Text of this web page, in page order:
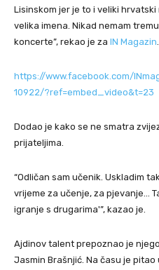
Lisinskom jer je to i veliki
velika imena. Nikad nemam
koncerte”, rekao je za IN Magazin.
https://www.facebook.com/
10922/?ref=embed_video&t=23
Dodao je kako se ne smatra
prijateljima.
“Odličan sam učenik. Uskladim
vrijeme za učenje, za pjevanje…
igranje s drugarima'”, kazao je.
Ajdinov talent prepoznao je
Jasmin Brašnjić. Na času je